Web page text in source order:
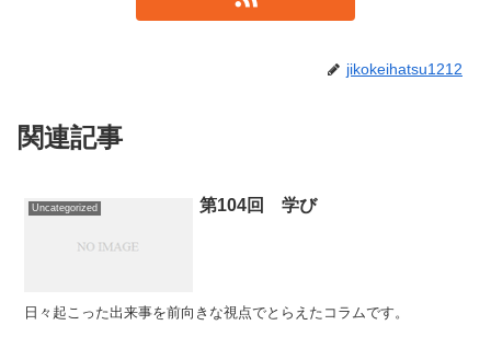
jikokeihatsu1212
関連記事
Uncategorized 第104回 学び
日々起こった出来事を前向きな視点でとらえたコラムです。